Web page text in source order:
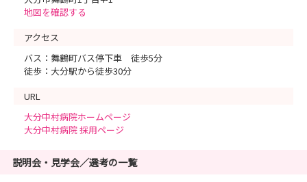
地図を確認する
アクセス
バス：舞鶴町バス停下車 徒歩5分
徒歩：大分駅から徒歩30分
URL
大分中村病院ホームページ
大分中村病院 採用ページ
説明会・見学会／選考の一覧